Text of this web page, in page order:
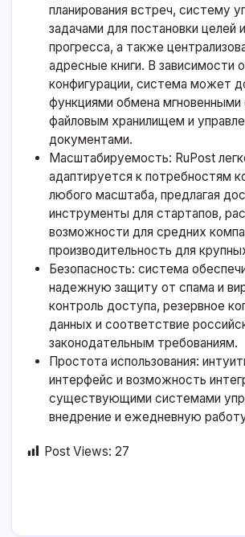
планирования встреч, систему
задачами для постановки целей
прогресса, а также
адресные книги. В зависимости
конфигурации, система может
функциями обмена
файловым хранилищем и
документами.
Масштабируемость: RuPost
адаптируется к потребностям
любого масштаба, предлагая
инструменты для стартапов,
возможности для средних
производительность для
Безопасность: система
надежную защиту от спама и
контроль доступа, резервное
данных и соответствие
законодательным требованиям.
Простота использования:
интерфейс и возможность
существующими системами
внедрение и ежедневную
Post Views: 27